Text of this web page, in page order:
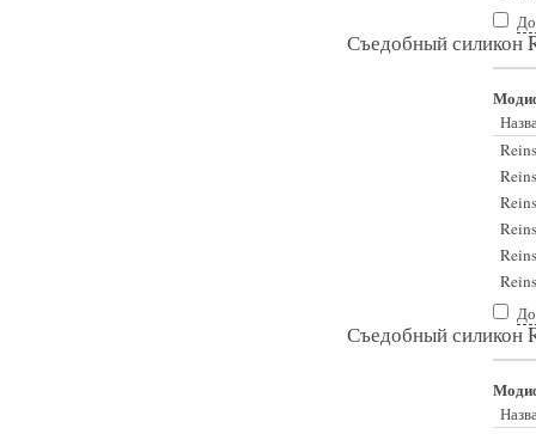
Съедобный силикон
Съедобный силикон